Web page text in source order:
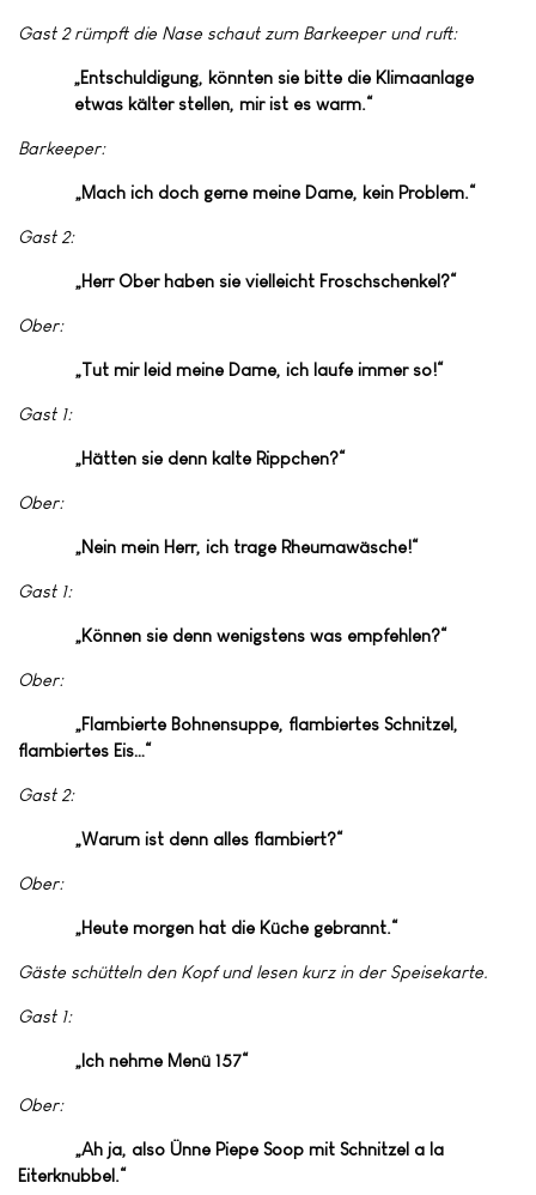
Gast 2 rümpft die Nase schaut zum Barkeeper und ruft:
„Entschuldigung, könnten sie bitte die Klimaanlage
etwas kälter stellen, mir ist es warm.“
Barkeeper:
„Mach ich doch gerne meine Dame, kein Problem.“
Gast 2:
„Herr Ober haben sie vielleicht Froschschenkel?“
Ober:
„Tut mir leid meine Dame, ich laufe immer so!“
Gast 1:
„Hätten sie denn kalte Rippchen?“
Ober:
„Nein mein Herr, ich trage Rheumawäsche!“
Gast 1:
„Können sie denn wenigstens was empfehlen?“
Ober:
„Flambierte Bohnensuppe, flambiertes Schnitzel,
flambiertes Eis…“
Gast 2:
„Warum ist denn alles flambiert?“
Ober:
„Heute morgen hat die Küche gebrannt.“
Gäste schütteln den Kopf und lesen kurz in der Speisekarte.
Gast 1:
„Ich nehme Menü 157“
Ober:
„Ah ja, also Ünne Piepe Soop mit Schnitzel a la
Eiterknubbel.“